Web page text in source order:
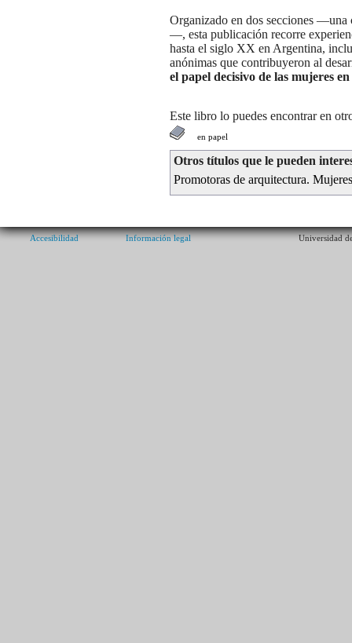
Organizado en dos secciones —una
—, esta publicación recorre
hasta el siglo XX en Argentina,
anónimas que contribuyeron al
el papel decisivo de las mujeres
Este libro lo puedes encontrar en
en papel
Otros títulos que le pueden
Promotoras de arquitectura.
Accesibilidad Información legal Universidad